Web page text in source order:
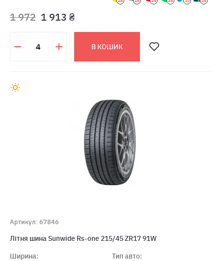
1 972 1 913 ₴
В КОШИК
Артикул: 67846
Літня шина Sunwide Rs-one 215/45 ZR17 91W
Ширина:
Тип авто: